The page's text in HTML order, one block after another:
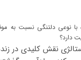
نوعی دلتنگی نسبت به
دارد؟
نقش کلیدی در